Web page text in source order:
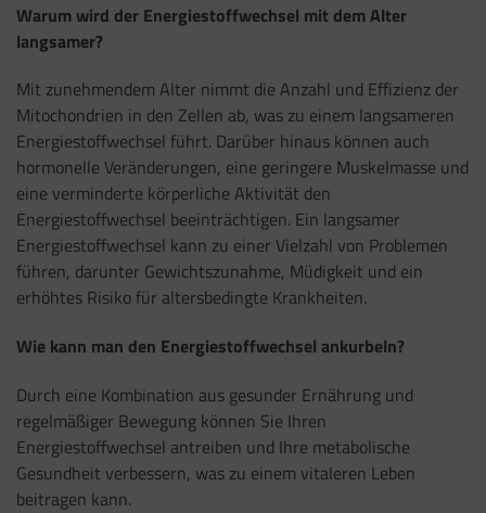
Warum wird der Energiestoffwechsel mit dem Alter
langsamer?
Mit zunehmendem Alter nimmt die Anzahl und Effizienz der
Mitochondrien in den Zellen ab, was zu einem langsameren
Energiestoffwechsel führt. Darüber hinaus können auch
hormonelle Veränderungen, eine geringere Muskelmasse und
eine verminderte körperliche Aktivität den
Energiestoffwechsel beeinträchtigen. Ein langsamer
Energiestoffwechsel kann zu einer Vielzahl von Problemen
führen, darunter Gewichtszunahme, Müdigkeit und ein
erhöhtes Risiko für altersbedingte Krankheiten.
Wie kann man den Energiestoffwechsel ankurbeln?
Durch eine Kombination aus gesunder Ernährung und
regelmäßiger Bewegung können Sie Ihren
Energiestoffwechsel antreiben und Ihre metabolische
Gesundheit verbessern, was zu einem vitaleren Leben
beitragen kann.